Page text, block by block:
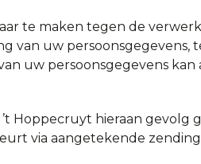
te maken tegen de
van uw persoonsgegevens,
uw persoonsgegevens kan
Hoppecruyt hieraan gevolg
via aangetekende